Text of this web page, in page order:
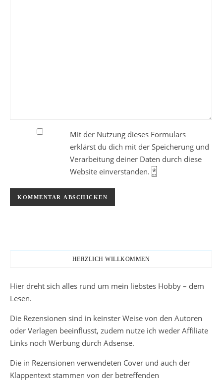
Mit der Nutzung dieses Formulars
erklärst du dich mit der Speicherung und
Verarbeitung deiner Daten durch diese
Website einverstanden. *
HERZLICH WILLKOMMEN
Hier dreht sich alles rund um mein liebstes Hobby – dem
Lesen.
Die Rezensionen sind in keinster Weise von den Autoren
oder Verlagen beeinflusst, zudem nutze ich weder Affiliate
Links noch Werbung durch Adsense.
Die in Rezensionen verwendeten Cover und auch der
Klappentext stammen von der betreffenden